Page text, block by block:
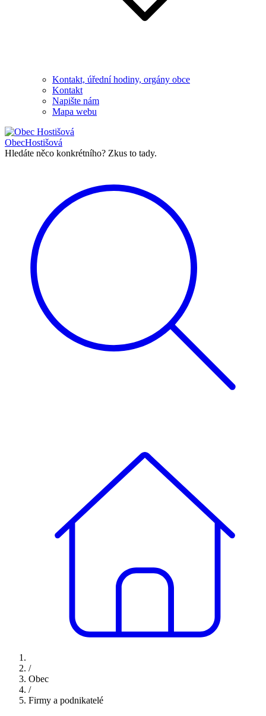
Kontakt, úřední hodiny, orgány obce
Kontakt
Napište nám
Mapa webu
ObecHostišová
Hledáte něco konkrétního? Zkus to tady.
/
Obec
/
Firmy a podnikatelé